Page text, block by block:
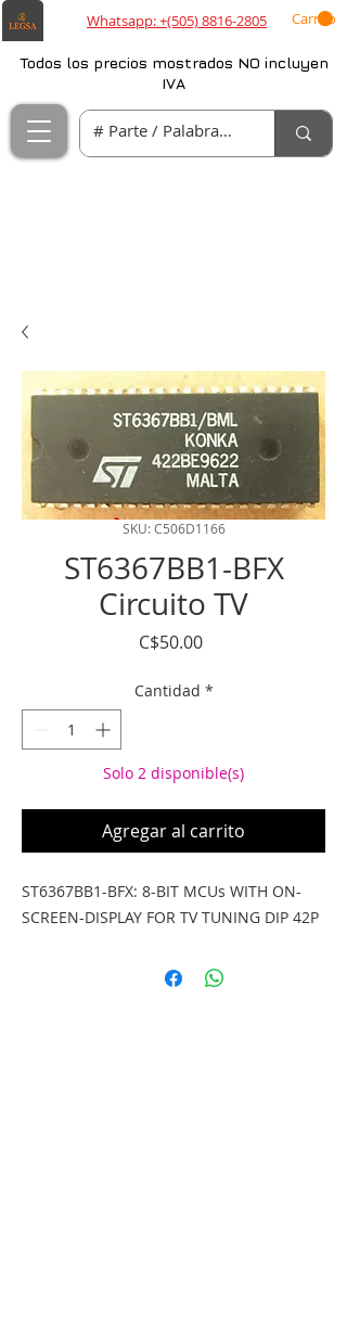
Whatsapp: +(505) 8816-2805 Carrito
Todos los precios mostrados NO incluyen
IVA
SKU: C506D1166
ST6367BB1-BFX
Circuito TV
C$50.00Precio
Cantidad *
Solo 2 disponible(s)
Agregar al carrito
ST6367BB1-BFX: 8-BIT MCUs WITH ON-
SCREEN-DISPLAY FOR TV TUNING DIP 42P